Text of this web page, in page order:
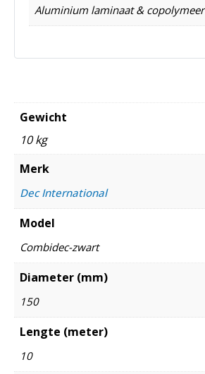
Aluminium laminaat & copolymeer
Gewicht
10 kg
Merk
Dec International
Model
Combidec-zwart
Diameter (mm)
150
Lengte (meter)
10